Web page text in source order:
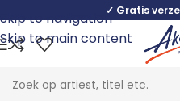
Skip to navigation
Skip to main content
✓ Gratis
Home Pop